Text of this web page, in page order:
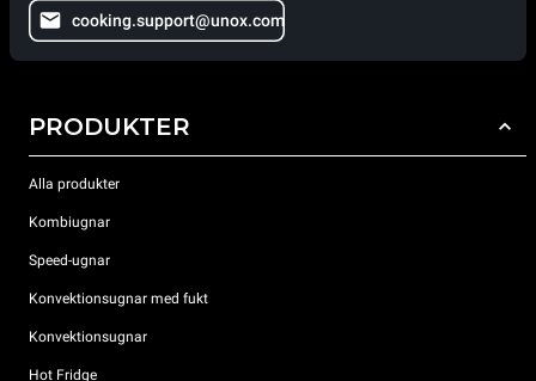
cooking.support@unox.com
PRODUKTER
Alla produkter
Kombiugnar
Speed-ugnar
Konvektionsugnar med fukt
Konvektionsugnar
Hot Fridge